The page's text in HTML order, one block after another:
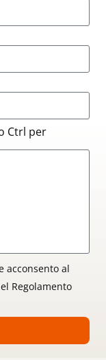
Ctrl per
acconsento al
Regolamento